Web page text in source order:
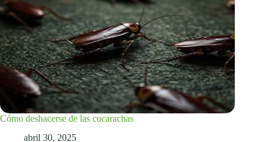
Cómo deshacerse de las cucarachas
abril 30, 2025